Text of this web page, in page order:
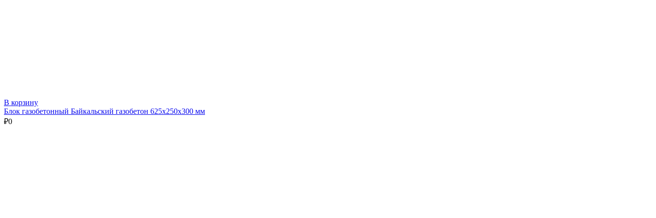
В корзину
Блок газобетонный Байкальский газобетон 625х250х300 мм
₽0